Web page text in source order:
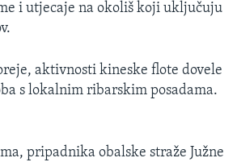
i utjecaje na okoliš koji uključuju
aktivnosti kineske flote dovele
s lokalnim ribarskim posadama.
pripadnika obalske straže Južne